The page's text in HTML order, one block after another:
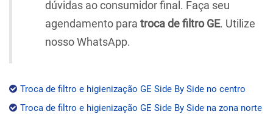
dúvidas ao consumidor final. Faça seu
agendamento para troca de filtro GE. Utilize
nosso WhatsApp.
Troca de filtro e higienização GE Side By Side no centro
Troca de filtro e higienização GE Side By Side na zona norte